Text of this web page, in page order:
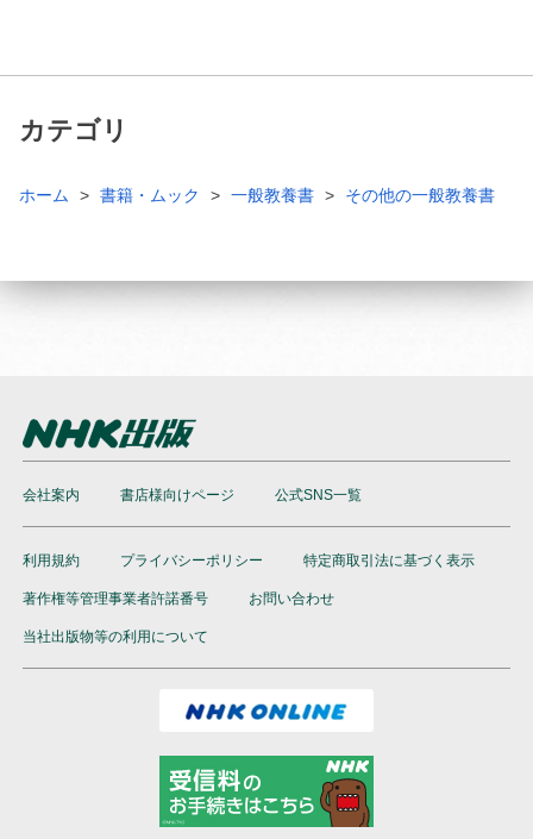
カテゴリ
ホーム 書籍・ムック 一般教養書 その他の一般教養書
会社案内 書店様向けページ 公式SNS一覧
利用規約 プライバシーポリシー 特定商取引法に基づく表示
著作権等管理事業者許諾番号 お問い合わせ
当社出版物等の利用について